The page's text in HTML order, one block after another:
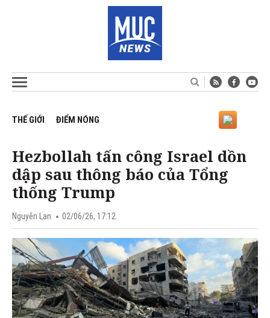
THẾ GIỚI ĐIỂM NÓNG
Hezbollah tấn công Israel dồn
dập sau thông báo của Tổng
thống Trump
Nguyễn Lan 02/06/26, 17:12